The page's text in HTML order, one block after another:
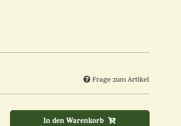
Frage zum Artikel
In den Warenkorb